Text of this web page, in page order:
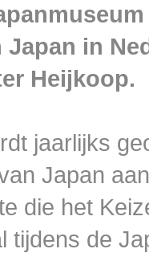
Japan in
Heijkoop.
jaarlijks
Japan
die het
tijdens de